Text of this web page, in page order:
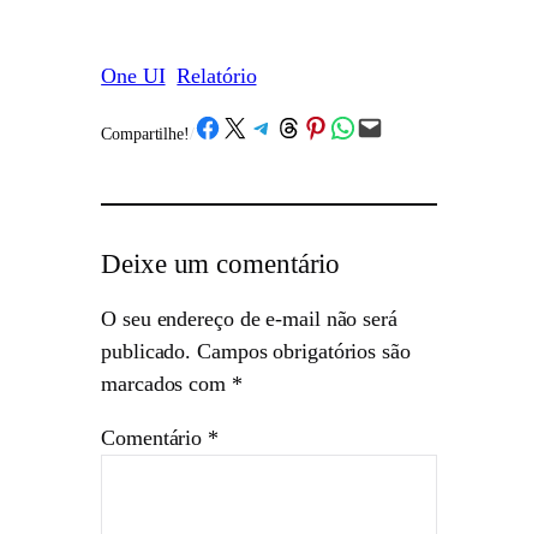
One UI Relatório
Compartilhe! /Share on Facebook
Share on X Share on Telegram
Share on Threads
Share on Pinterest
Share on WhatsApp
Email this Page
Deixe um comentário
O seu endereço de e-mail não será
publicado. Campos obrigatórios são
marcados com *
Comentário *